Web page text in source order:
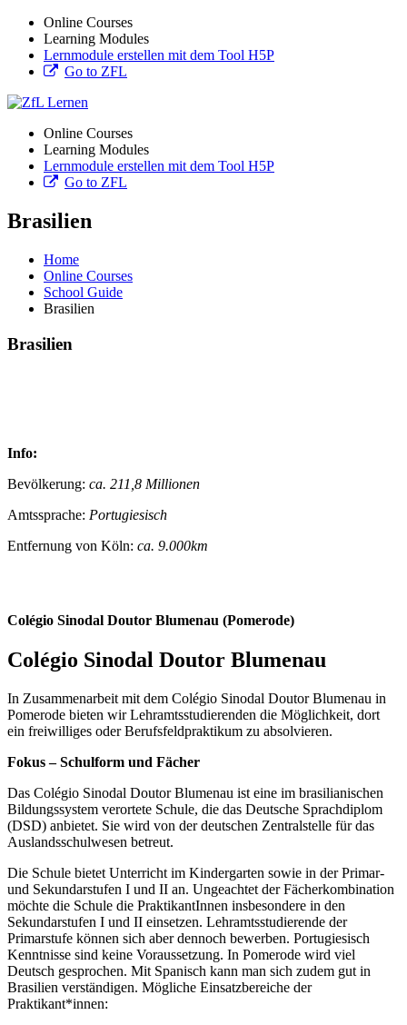
Online Courses
Learning Modules
Lernmodule erstellen mit dem Tool H5P
Go to ZFL
Online Courses
Learning Modules
Lernmodule erstellen mit dem Tool H5P
Go to ZFL
Brasilien
Home
Online Courses
School Guide
Brasilien
Brasilien
Info:
Bevölkerung: ca. 211,8 Millionen
Amtssprache: Portugiesisch
Entfernung von Köln: ca. 9.000km
Colégio Sinodal Doutor Blumenau (Pomerode)
Colégio Sinodal Doutor Blumenau
In Zusammenarbeit mit dem Colégio Sinodal Doutor Blumenau in
Pomerode bieten wir Lehramtsstudierenden die Möglichkeit, dort
ein freiwilliges oder Berufsfeldpraktikum zu absolvieren.
Fokus – Schulform und Fächer
Das Colégio Sinodal Doutor Blumenau ist eine im brasilianischen
Bildungssystem verortete Schule, die das Deutsche Sprachdiplom
(DSD) anbietet. Sie wird von der deutschen Zentralstelle für das
Auslandsschulwesen betreut.
Die Schule bietet Unterricht im Kindergarten sowie in der Primar-
und Sekundarstufen I und II an. Ungeachtet der Fächerkombination
möchte die Schule die PraktikantInnen insbesondere in den
Sekundarstufen I und II einsetzen. Lehramtsstudierende der
Primarstufe können sich aber dennoch bewerben. Portugiesisch
Kenntnisse sind keine Voraussetzung. In Pomerode wird viel
Deutsch gesprochen. Mit Spanisch kann man sich zudem gut in
Brasilien verständigen. Mögliche Einsatzbereiche der
Praktikant*innen: